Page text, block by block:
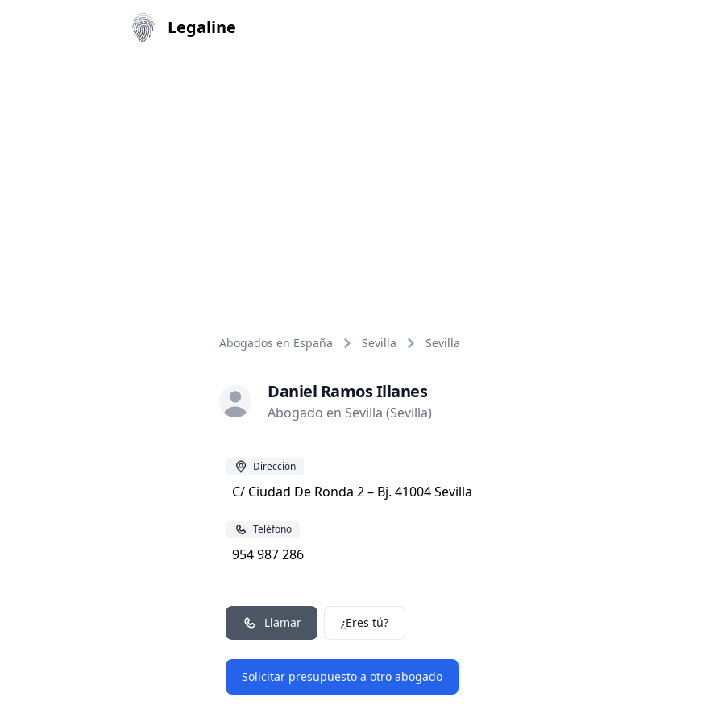
Legaline
Abogados en España Sevilla Sevilla
Daniel Ramos Illanes
Abogado en Sevilla (Sevilla)
Dirección
C/ Ciudad De Ronda 2 – Bj. 41004 Sevilla
Teléfono
954 987 286
Llamar ¿Eres tú?
Solicitar presupuesto a otro abogado